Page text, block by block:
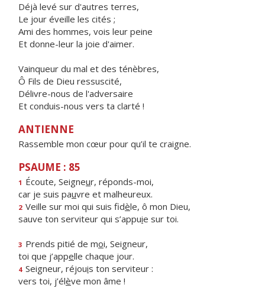
Déjà levé sur d'autres terres,
Le jour éveille les cités ;
Ami des hommes, vois leur peine
Et donne-leur la joie d'aimer.
Vainqueur du mal et des ténèbres,
Ô Fils de Dieu ressuscité,
Délivre-nous de l'adversaire
Et conduis-nous vers ta clarté !
ANTIENNE
Rassemble mon cœur pour qu’il te craigne.
PSAUME : 85
1 Écoute, Seigneur, réponds-moi,
car je suis pauvre et malheureux.
2 Veille sur moi qui suis fidèle, ô mon Dieu,
sauve ton serviteur qui s’appuie sur toi.
3 Prends pitié de moi, Seigneur,
toi que j’appelle chaque jour.
4 Seigneur, réjouis ton serviteur :
vers toi, j’élève mon âme !